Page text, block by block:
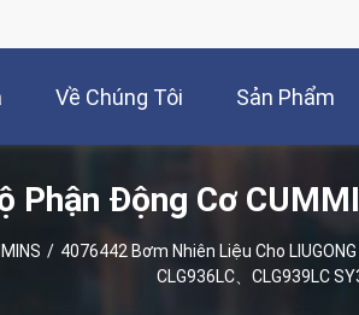
Về Chúng Tôi Sản Phẩm
Phận Động Cơ
/ 4076442 Bơm Nhiên Liệu Cho
CLG936LC、CLG939LC